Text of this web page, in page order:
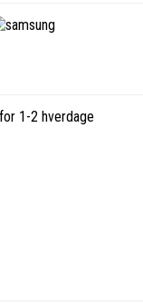
1-2 hverdage